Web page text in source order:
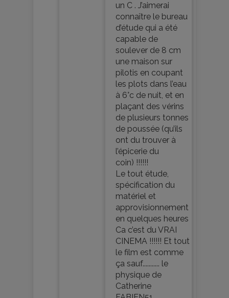
un C . J’aimerai
connaître le bureau
d’étude qui a été
capable de
soulever de 8 cm
une maison sur
pilotis en coupant
les plots dans l’eau
à 6°c de nuit, et en
plaçant des vérins
de plusieurs tonnes
de poussée (qu’ils
ont du trouver à
l’épicerie du
coin) !!!!!!
Le tout étude,
spécification du
matériel et
approvisionnement
en quelques heures
Ca c’est du VRAI
CINEMA !!!!!! Et tout
le film est comme
ça sauf........... le
physique de
Catherine